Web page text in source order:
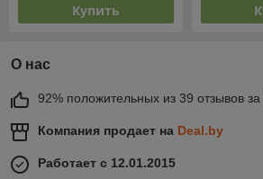
Купить
О нас
92% положительных из 39 отзывов за
Компания продает на Deal.by
Работает с 12.01.2015